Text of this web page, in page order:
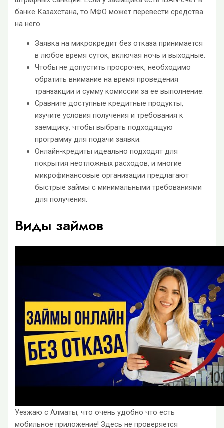
банке Казахстана, то МФО может перевести средства
на него.
Заявка на микрокредит без отказа принимается
в любое время суток, включая ночь и выходные.
Чтобы не допустить просрочек, необходимо
обратить внимание на время проведения
транзакции и сумму комиссии за ее выполнение.
Сравните доступные кредитные продукты,
изучите условия получения и требования к
заемщику, чтобы выбрать подходящую
программу для подачи заявки.
Онлайн-кредиты идеально подходят для
покрытия неотложных расходов, и многие
микрофинансовые организации предлагают
быстрые займы с минимальными требованиями
для получения.
Виды займов
Уезжаю с Алматы, что очень удобно что есть
мобильное приложение! Здесь не проверяется